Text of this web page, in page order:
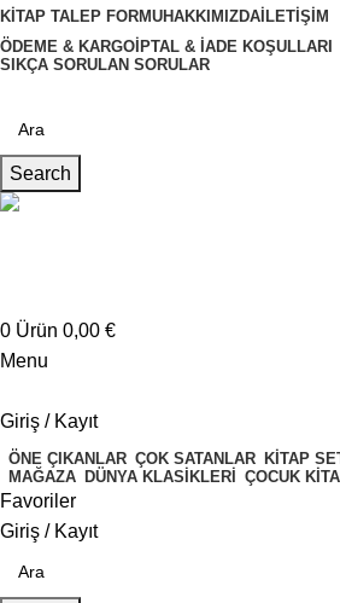
KITAP TALEP FORMUHAKKIMIZDA İLETIŞIM
ÖDEME & KARGO İPTAL & İADE KOŞULLARI
SIKÇA SORULAN SORULAR
Search
0 Ürün 0,00 €
Menu
Giriş / Kayıt
ÖNE ÇIKANLAR ÇOK SATANLAR KITAP
MAĞAZA DÜNYA KLASIKLERI ÇOCUK
Favoriler
Giriş / Kayıt